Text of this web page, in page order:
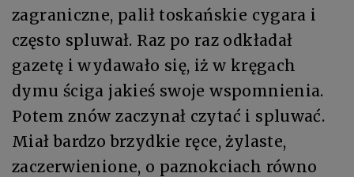
zagraniczne, palił toskańskie cygara i
często spluwał. Raz po raz odkładał
gazetę i wydawało się, iż w kręgach
dymu ściga jakieś swoje wspomnienia.
Potem znów zaczynał czytać i spluwać.
Miał bardzo brzydkie ręce, żylaste,
zaczerwienione, o paznokciach równo